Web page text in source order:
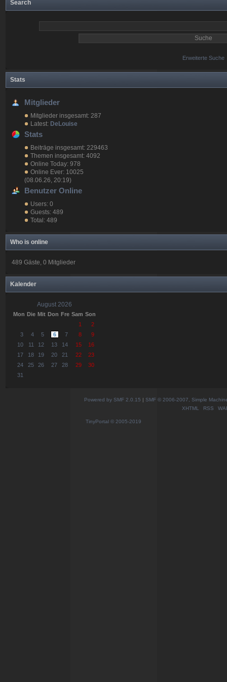
Search
Erweiterte Suche
Stats
Mitglieder
Mitglieder insgesamt: 287
Latest: DeLouise
Stats
Beiträge insgesamt: 229463
Themen insgesamt: 4092
Online Today: 978
Online Ever: 10025
(08.06.26, 20:19)
Benutzer Online
Users: 0
Guests: 489
Total: 489
Who is online
489 Gäste, 0 Mitglieder
Kalender
August 2026
Mon Die Mit Don Fre Sam Son
1
2
3
4 5 6 7 8
9
10
11 12 13 14 15
16
17
18 19 20 21 22
23
24
25 26 27 28 29
30
31
Powered by SMF 2.0.15 | SMF © 2006-2007, Simple
XHTML
RSS
TinyPortal © 2005-2019